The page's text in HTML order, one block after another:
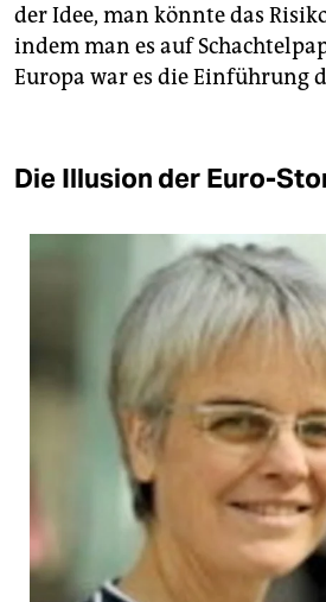
der Idee, man könnte das
indem man es auf
Europa war es die Einführung
Die Illusion der Euro-